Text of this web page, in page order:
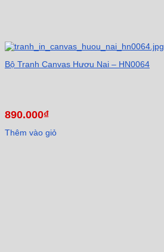
Bộ Tranh Canvas Hươu Nai – HN0064
890.000₫
Thêm vào giỏ